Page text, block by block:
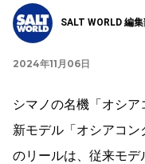
SALT WORLD 編
2024年11月06日
シマノの名機「オシ
新モデル「オシアコン
のリールは、従来モ